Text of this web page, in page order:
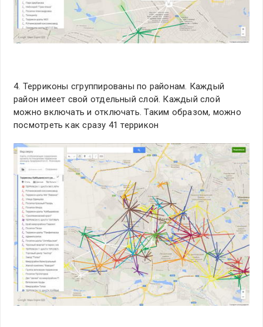
4. Терриконы сгруппированы по районам. Каждый
район имеет свой отдельный слой. Каждый слой
можно включать и отключать. Таким образом, можно
посмотреть как сразу 41 террикон